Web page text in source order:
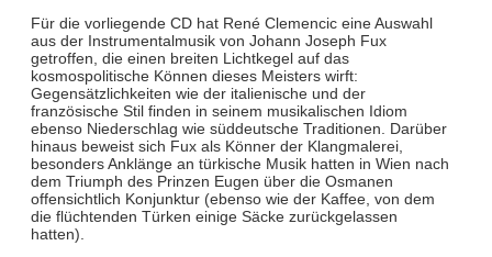
Für die vorliegende CD hat René Clemencic eine Auswahl
aus der Instrumentalmusik von Johann Joseph Fux
getroffen, die einen breiten Lichtkegel auf das
kosmospolitische Können dieses Meisters wirft:
Gegensätzlichkeiten wie der italienische und der
französische Stil finden in seinem musikalischen Idiom
ebenso Niederschlag wie süddeutsche Traditionen. Darüber
hinaus beweist sich Fux als Könner der Klangmalerei,
besonders Anklänge an türkische Musik hatten in Wien nach
dem Triumph des Prinzen Eugen über die Osmanen
offensichtlich Konjunktur (ebenso wie der Kaffee, von dem
die flüchtenden Türken einige Säcke zurückgelassen
hatten).